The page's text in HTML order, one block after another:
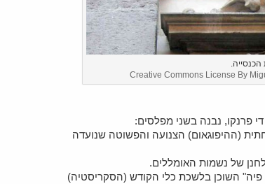
הכנסייה.
Creative Commons License By
(ההיפוגאום) הצנועה והפשוטה שנועדה
פיה" השוכן בלשכת כלי הקודש (הסקריסטיה)